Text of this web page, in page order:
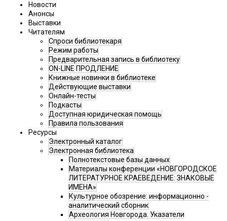
Новости
Анонсы
Выставки
Читателям
Спроси библиотекаря
Режим работы
Предварительная запись в библиотеку
ON-LINE ПРОДЛЕНИЕ
Книжные новинки в библиотеке
Действующие выставки
Онлайн-тесты
Подкасты
Доступная юридическая помощь
Правила пользования
Ресурсы
Электронный каталог
Электронная библиотека
Полнотекстовые базы данных
Материалы конференции «НОВГОРОДСКОЕ
ЛИТЕРАТУРНОЕ КРАЕВЕДЕНИЕ: ЗНАКОВЫЕ
ИМЕНА»
Культурное обозрение: информационно -
аналитический сборник
Археология Новгорода. Указатели